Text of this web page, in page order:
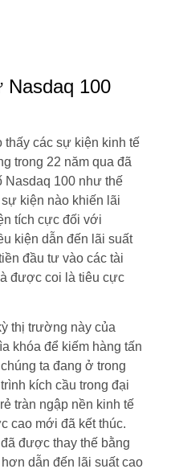
Nasdaq 100
thấy các sự kiện kinh tế
trong 22 năm qua đã
Nasdaq 100 như thế
kiện nào khiến lãi
tích cực đối với
kiện dẫn đến lãi suất
đầu tư vào các tài
được coi là tiêu cực
thị trường này của
khóa để kiếm hàng tấn
ta đang ở trong
kích cầu trong đại
tràn ngập nền kinh tế
cao mới đã kết thúc.
được thay thế bằng
dẫn đến lãi suất cao